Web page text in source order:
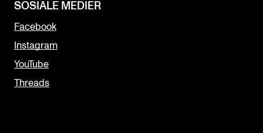
SOSIALE MEDIER
Facebook
Instagram
YouTube
Threads